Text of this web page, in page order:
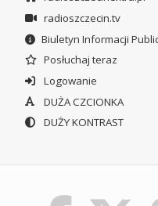
radioszczecin.tv
Biuletyn Informacji
Posłuchaj teraz
Logowanie
DUŻA CZCIONKA
DUŻY KONTRAST